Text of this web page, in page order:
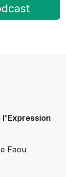
l'Expression
Faou